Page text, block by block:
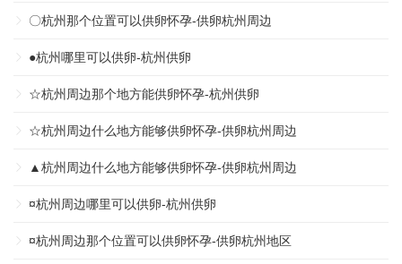
〇杭州那个位置可以供卵怀孕-供卵杭州周边
●杭州哪里可以供卵-杭州供卵
☆杭州周边那个地方能供卵怀孕-杭州供卵
☆杭州周边什么地方能够供卵怀孕-供卵杭州周边
▲杭州周边什么地方能够供卵怀孕-供卵杭州周边
¤杭州周边哪里可以供卵-杭州供卵
¤杭州周边那个位置可以供卵怀孕-供卵杭州地区